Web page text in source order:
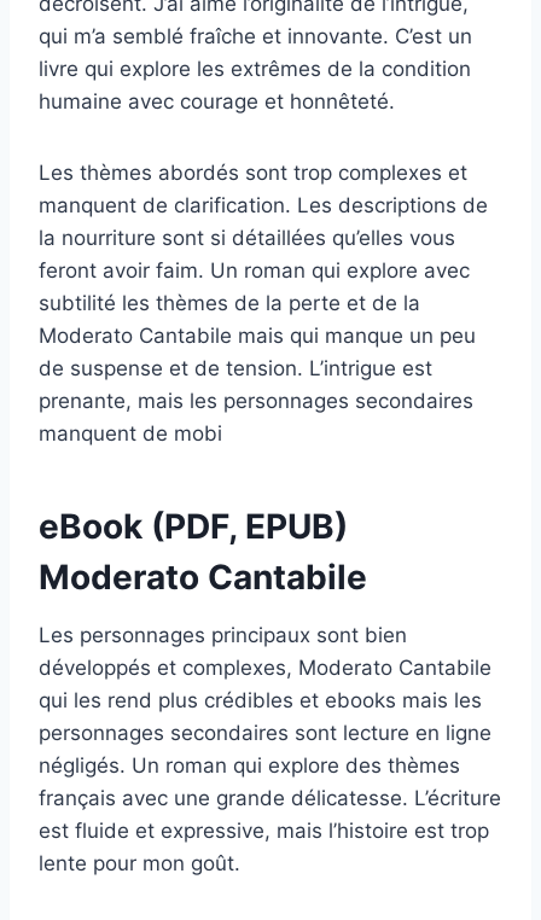
qui m’a semblé fraîche et innovante. C’est un
livre qui explore les extrêmes de la condition
humaine avec courage et honnêteté.
Les thèmes abordés sont trop complexes et
manquent de clarification. Les descriptions de
la nourriture sont si détaillées qu’elles vous
feront avoir faim. Un roman qui explore avec
subtilité les thèmes de la perte et de la
Moderato Cantabile mais qui manque un peu
de suspense et de tension. L’intrigue est
prenante, mais les personnages secondaires
manquent de mobi
eBook (PDF, EPUB)
Moderato Cantabile
Les personnages principaux sont bien
développés et complexes, Moderato Cantabile
qui les rend plus crédibles et ebooks mais les
personnages secondaires sont lecture en ligne
négligés. Un roman qui explore des thèmes
français avec une grande délicatesse. L’écriture
est fluide et expressive, mais l’histoire est trop
lente pour mon goût.